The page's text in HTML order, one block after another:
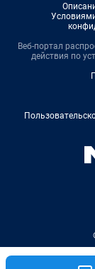
Веб-портал
действия по